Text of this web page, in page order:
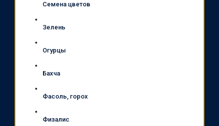
Семена цветов
Зелень
Огурцы
Бахча
Фасоль, горох
Физалис